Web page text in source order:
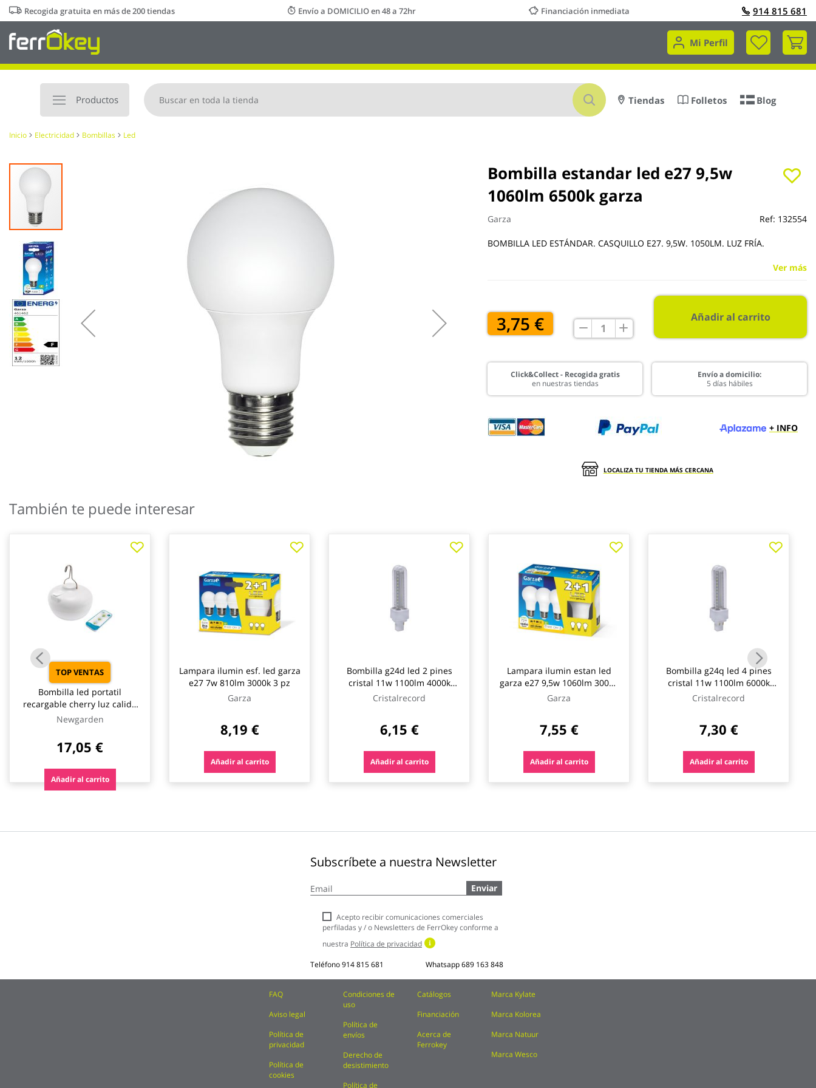
Ir
al
contenido
Recogida gratuita en más de 200 tiendas Envío a DOMICILIO en 48 a 72hr Financiación inmediata 914 815 681
Mi Perfil
Mi
Productos
Buscar
Tiendas Folletos Blog
Inicio Electricidad Bombillas Led
Bombilla estandar led e27 9,5w
1060lm 6500k garza
Garza Ref: 132554
BOMBILLA LED ESTÁNDAR. CASQUILLO E27. 9,5W. 1050LM. LUZ FRÍA.
Ver más
3,75 € Añadir al carrito
Click&Collect - Recogida gratis
en nuestras tiendas
Envío a domicilio:
5 días hábiles
+ INFO
LOCALIZA TU TIENDA MÁS CERCANA
Saltar
final
galería
imágenes
al
comienzo
También te puede interesar
TOP VENTAS
Bombilla led portatil
recargable cherry luz calida
900lm 9w newgarden
Newgarden
17,05 €
Añadir al carrito
Lampara ilumin esf. led garza
e27 7w 810lm 3000k 3 pz
Garza
8,19 €
Añadir al carrito
Bombilla g24d led 2 pines
cristal 11w 1100lm 4000k
cristalrecord
Cristalrecord
6,15 €
Añadir al carrito
Lampara ilumin estan led
garza e27 9,5w 1060lm 3000k
3 pz
Garza
7,55 €
Añadir al carrito
Bombilla g24q led 4 pines
cristal 11w 1100lm 6000k
cristalrecord
Cristalrecord
7,30 €
Añadir al carrito
Subscríbete a nuestra Newsletter
a
boletín
noticias:
Enviar
Acepto recibir comunicaciones comerciales
perfiladas y / o Newsletters de FerrOkey conforme a
nuestra Política de privacidad
Teléfono914 815 681 Whatsapp689 163 848
FAQ
Aviso legal
Política de
privacidad
Política de
cookies
Condiciones de
uso
Política de
envíos
Derecho de
desistimiento
Política de
Catálogos
Financiación
Acerca de
Ferrokey
Marca Kylate
Marca Kolorea
Marca Natuur
Marca Wesco